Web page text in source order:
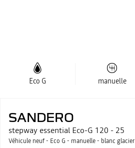
Eco G manuelle
SANDERO
stepway essential Eco-G 120 - 25
Véhicule neuf - Eco G - manuelle - blanc glacier